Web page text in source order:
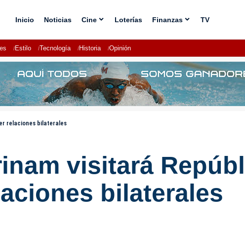
Inicio Noticias Cine Loterías Finanzas TV
Estilo Tecnología Historia Opinión
relaciones bilaterales
visitará
bilaterales